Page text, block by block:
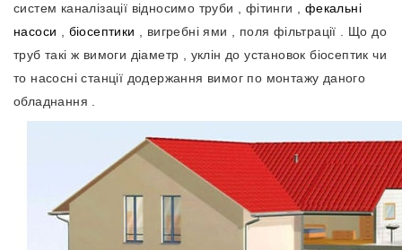
систем каналізації відносимо труби , фітинги , фекальні
насоси , біосептики , вигребні ями , поля фільтрації . Що до
труб такі ж вимоги діаметр , уклін до установок біосептик чи
то насосні станції додержання вимог по монтажу даного
обладнання .